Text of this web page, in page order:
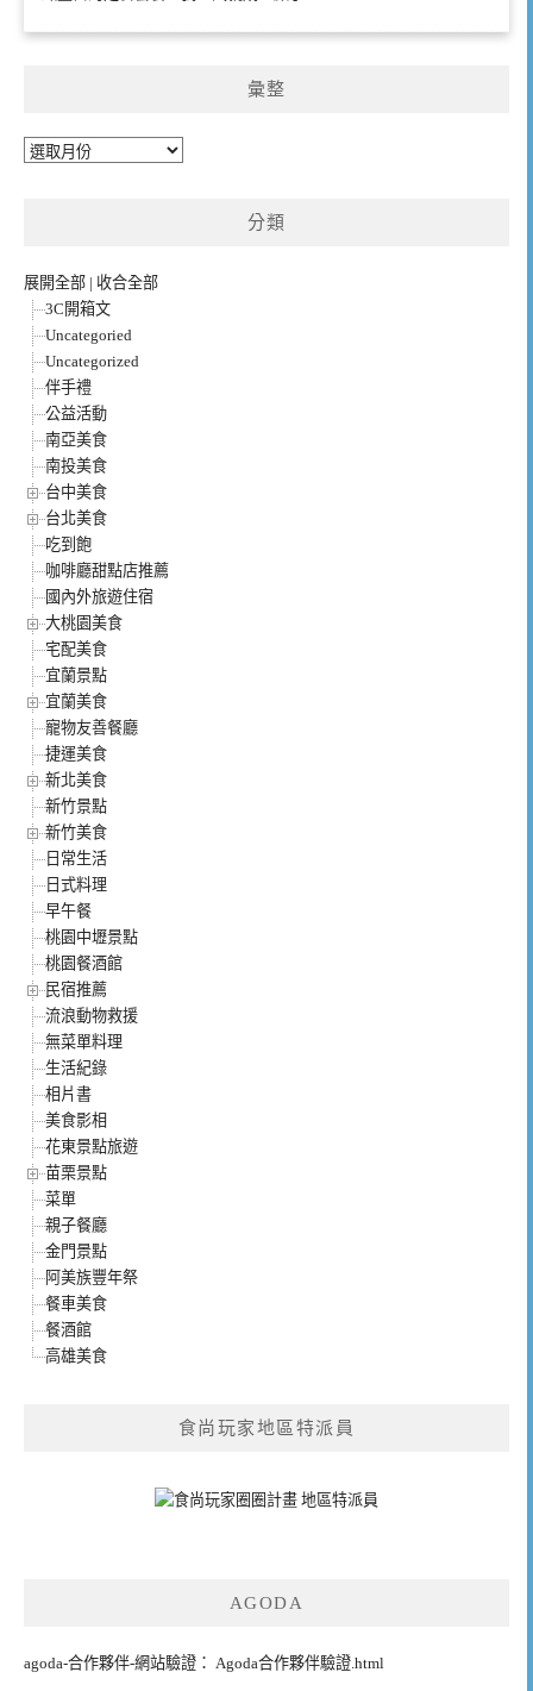
彙整
彙
分類
展開全部 | 收合全部
3C開箱文
Uncategoried
Uncategorized
伴手禮
公益活動
南亞美食
南投美食
台中美食
台北美食
吃到飽
咖啡廳甜點店推薦
國內外旅遊住宿
大桃園美食
宅配美食
宜蘭景點
宜蘭美食
寵物友善餐廳
捷運美食
新北美食
新竹景點
新竹美食
日常生活
日式料理
早午餐
桃園中壢景點
桃園餐酒館
民宿推薦
流浪動物救援
無菜單料理
生活紀錄
相片書
美食影相
花東景點旅遊
苗栗景點
菜單
親子餐廳
金門景點
阿美族豐年祭
餐車美食
餐酒館
高雄美食
食尚玩家地區特派員
AGODA
agoda-合作夥伴-網站驗證： Agoda合作夥伴驗證.html